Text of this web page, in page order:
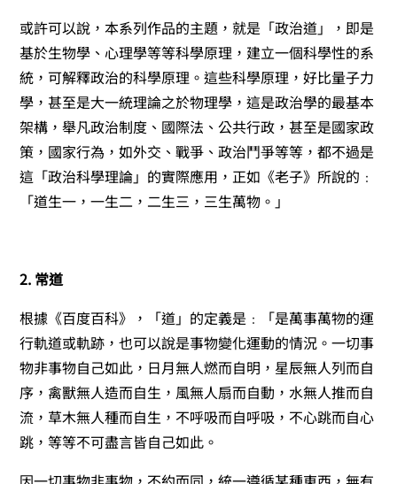
或許可以說，本系列作品的主題，就是「政治道」，即是
基於生物學、心理學等等科學原理，建立一個科學性的系
統，可解釋政治的科學原理。這些科學原理，好比量子力
學，甚至是大一統理論之於物理學，這是政治學的最基本
架構，舉凡政治制度、國際法、公共行政，甚至是國家政
策，國家行為，如外交、戰爭、政治鬥爭等等，都不過是
這「政治科學理論」的實際應用，正如《老子》所說的﹕
「道生一，一生二，二生三，三生萬物。」
2. 常道
根據《百度百科》，「道」的定義是﹕「是萬事萬物的運
行軌道或軌跡，也可以說是事物變化運動的情況。一切事
物非事物自己如此，日月無人燃而自明，星辰無人列而自
序，禽獸無人造而自生，風無人扇而自動，水無人推而自
流，草木無人種而自生，不呼吸而自呼吸，不心跳而自心
跳，等等不可盡言皆自己如此。